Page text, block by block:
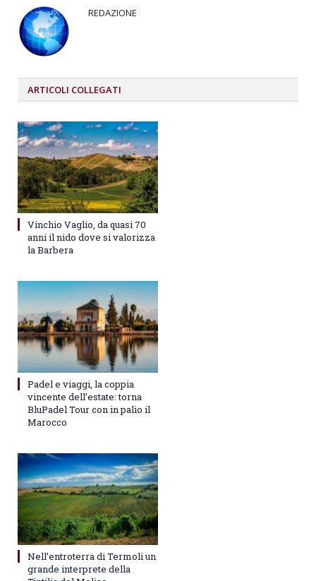
REDAZIONE
ARTICOLI COLLEGATI
Vinchio Vaglio, da quasi 70
anni il nido dove si valorizza
la Barbera
Padel e viaggi, la coppia
vincente dell’estate: torna
BluPadel Tour con in palio il
Marocco
Nell’entroterra di Termoli un
grande interprete della